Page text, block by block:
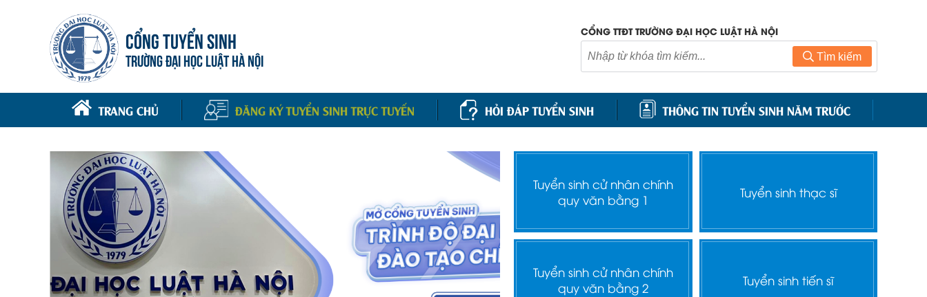
CỔNG TUYỂN SINH
TRƯỜNG ĐẠI HỌC LUẬT HÀ NỘI
CỔNG TTĐT TRƯỜNG ĐẠI HỌC LUẬT HÀ NỘI
Tìm kiếm
TRANG CHỦ ĐĂNG KÝ TUYỂN SINH TRỰC TUYẾN HỎI ĐÁP TUYỂN SINH THÔNG TIN TUYỂN SINH NĂM TRƯỚC
Tuyển sinh cử nhân chính
quy văn bằng 1
Tuyển sinh thạc sĩ
Tuyển sinh cử nhân chính
quy văn bằng 2
Tuyển sinh tiến sĩ